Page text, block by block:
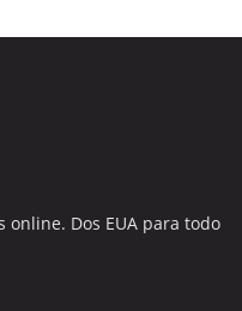
Dos EUA para todo